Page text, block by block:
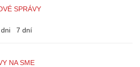
SPRÁVY
7 dní
NA SME